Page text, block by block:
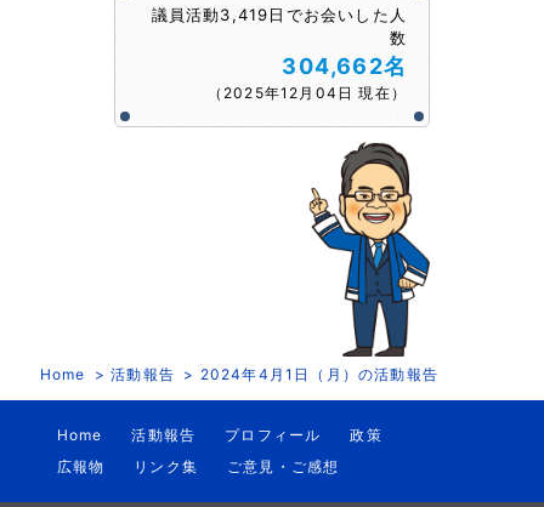
議員活動3,419日でお会いした人
数
304,662名
（2025年12月04日 現在）
Home 活動報告 2024年4月1日（月）の活動報告
Home 活動報告 プロフィール
政策
広報物
リンク集 ご意見・ご感想